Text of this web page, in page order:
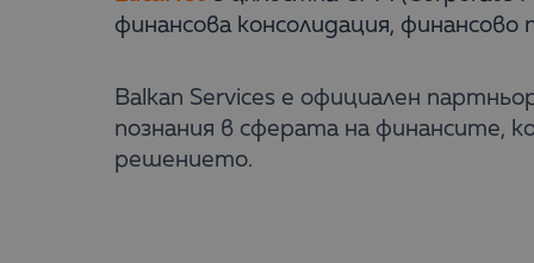
финансова консолидация,
Balkan Services е официален
познания в сферата на финансите,
решението.